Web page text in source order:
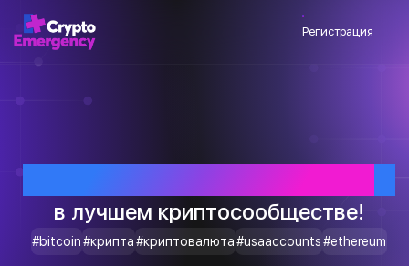
Регистрация
в лучшем криптосообществе!
#bitcoin#крипта#криптовалюта#usaaccounts#ethereum